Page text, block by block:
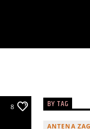
8 BY TAG
ANTENA